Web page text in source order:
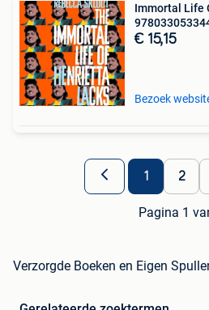
Immortal Life
€ 15,15
Bezoek
1 2
Pagina 1
Verzorgde Boeken en Eigen